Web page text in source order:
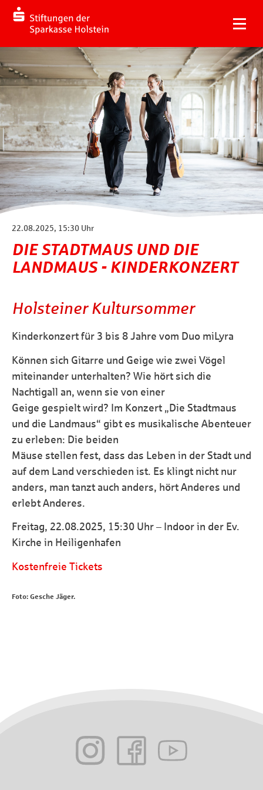
22.08.2025, 15:30 Uhr
DIE STADTMAUS UND DIE
LANDMAUS - KINDERKONZERT
Holsteiner Kultursommer
Kinderkonzert für 3 bis 8 Jahre vom Duo miLyra
Können sich Gitarre und Geige wie zwei Vögel
miteinander unterhalten? Wie hört sich die
Nachtigall an, wenn sie von einer
Geige gespielt wird? Im Konzert „Die Stadtmaus
und die Landmaus“ gibt es musikalische Abenteuer
zu erleben: Die beiden
Mäuse stellen fest, dass das Leben in der Stadt und
auf dem Land verschieden ist. Es klingt nicht nur
anders, man tanzt auch anders, hört Anderes und
erlebt Anderes.
Freitag, 22.08.2025, 15:30 Uhr – Indoor in der Ev.
Kirche in Heiligenhafen
Kostenfreie Tickets
Foto: Gesche Jäger.